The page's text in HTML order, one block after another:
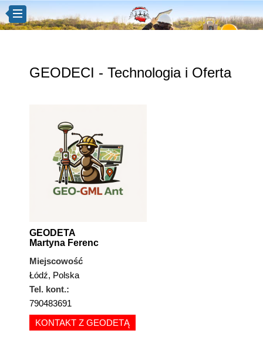
GEODECI - Technologia i Oferta
GEODETA
Martyna Ferenc
Miejscowość
Łódź, Polska
Tel. kont.:
790483691
KONTAKT Z GEODETĄ